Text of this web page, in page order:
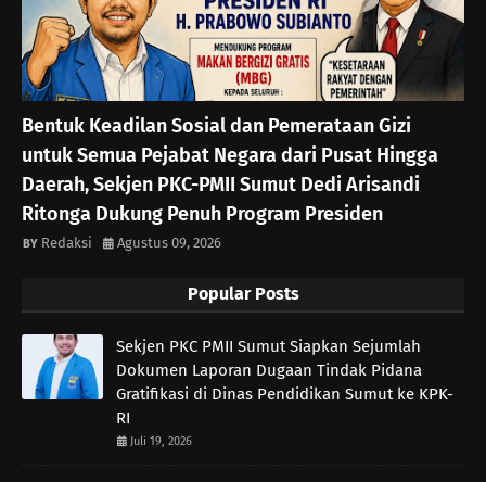
Bentuk Keadilan Sosial dan Pemerataan Gizi
untuk Semua Pejabat Negara dari Pusat Hingga
Daerah, Sekjen PKC-PMII Sumut Dedi Arisandi
Ritonga Dukung Penuh Program Presiden
Redaksi Agustus 09, 2026
Popular Posts
Sekjen PKC PMII Sumut Siapkan Sejumlah
Dokumen Laporan Dugaan Tindak Pidana
Gratifikasi di Dinas Pendidikan Sumut ke KPK-
RI
Juli 19, 2026